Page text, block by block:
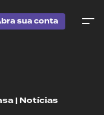
sua conta
| Notícias